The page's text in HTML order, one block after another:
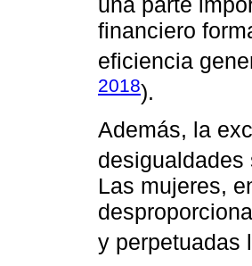
financiero
eficiencia
2018).
Además, la
Las mujeres,
y perpetuadas